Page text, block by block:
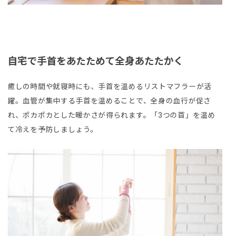
自宅で手首をあたためて全身あたたかく
癒しの時間や就寝時にも、手首を温めるリストマフラーが活
躍。血管が集中する手首を温めることで、全身の血行が促さ
れ、ポカポカとした暖かさが得られます。「3つの首」を温め
て冷えを予防しましょう。